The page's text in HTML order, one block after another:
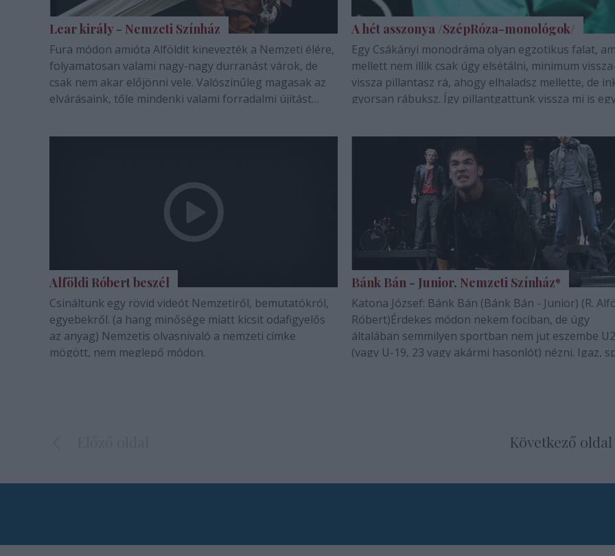
Lear király - Nemzeti Színház
Fura módon amióta Alföldit kinevezték a Nemzeti élére,
folyamatosan valami nagy-nagy durranást várok, de
csak nem akar előjönni vele. Valószínűleg magasak az
elvárásaink, tőle mindenki valami forradalmi újítást
A hét asszonya /SzépRóza-monológok/
Egy Csákányi monodráma olyan egzotikus falat,
mellett nem illik csak úgy elsétálni, minimum
vissza pillantasz rá, ahogy elhaladsz mellette, de
gyorsan rábuksz. Így pillantgattunk vissza mi is
Alföldi Róbert beszél
Csináltunk egy rövid videót Nemzetiről, bemutatókról,
egyebekről. (a hang minősége miatt kicsit odafigyelős
az anyag) Nemzetis olvasnivaló a nemzeti címke
mögött, nem meglepő módon.
Bánk Bán - Junior, Nemzeti Színház*
Katona József: Bánk Bán (Bánk Bán - Junior) (R.
Róbert)Érdekes módon nekem fociban, de úgy
általában semmilyen sportban nem jut eszembe
(vagy U-19, 23 vagy akármi hasonlót) nézni. Igaz,
Következő oldal